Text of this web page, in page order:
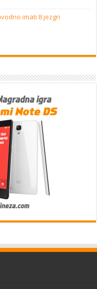
imati 8 jezgri